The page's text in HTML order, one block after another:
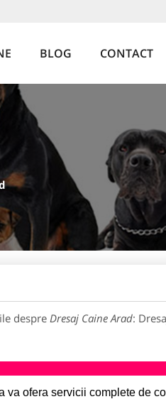
BLOG CONTACT
despre Dresaj Caine Arad:
va ofera servicii complete de